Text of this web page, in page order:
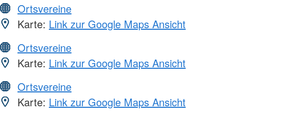
Ortsvereine
Karte: Link zur Google Maps Ansicht
Ortsvereine
Karte: Link zur Google Maps Ansicht
Ortsvereine
Karte: Link zur Google Maps Ansicht